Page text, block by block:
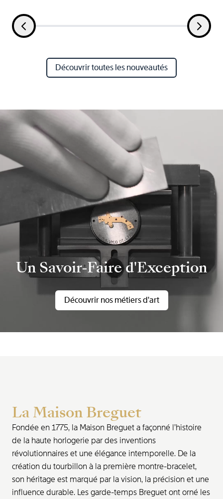
Découvrir toutes les nouveautés
Un Savoir-Faire d'Exception
Découvrir nos métiers d'art
La Maison Breguet
Fondée en 1775, la Maison Breguet a façonné l’histoire
de la haute horlogerie par des inventions
révolutionnaires et une élégance intemporelle. De la
création du tourbillon à la première montre-bracelet,
son héritage est marqué par la vision, la précision et une
influence durable. Les garde-temps Breguet ont orné les